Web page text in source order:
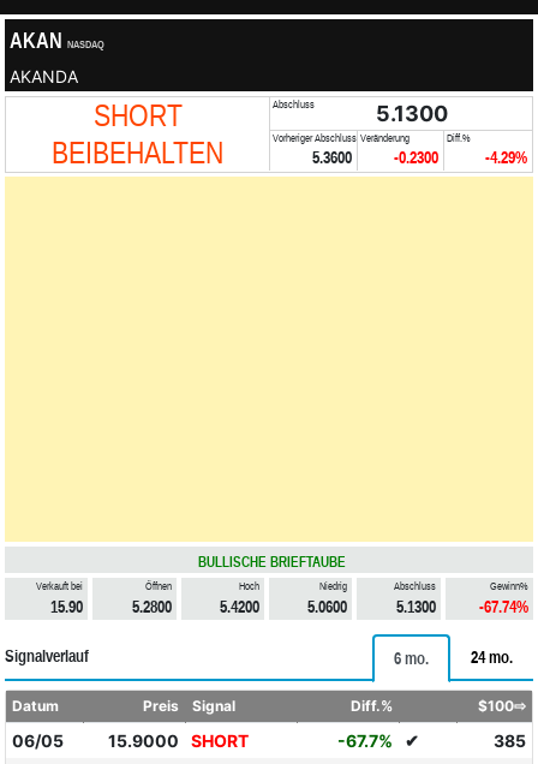
AKAN NASDAQ
AKANDA
SHORT
BEIBEHALTEN
Abschluss 5.1300
Vorheriger Abschluss
5.3600
Veränderung
-0.2300
Diff.%
-4.29%
BULLISCHE BRIEFTAUBE
Verkauft bei
15.90
Öffnen
5.2800
Hoch
5.4200
Niedrig
5.0600
Abschluss
5.1300
Gewinn%
-67.74%
Signalverlauf 6 mo. 24 mo.
Datum Preis Signal Diff.% $100⇨
06/05 15.9000 SHORT -67.7% ✔
385